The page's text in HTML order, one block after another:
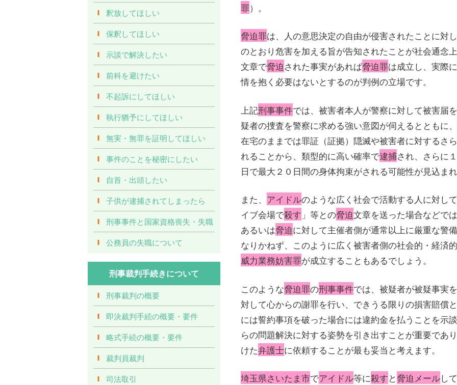
罪）。
脅迫罪は、人の意思決定の自由が侵害されたことに対
のとおり危害を加える旨が告知されたことが社会通念
文章で脅迫された事実があれば脅迫罪は成立し、実際に
情を抱く必要はないとするのが判例の立場です。
上記刑事事件では、被害者本人が警察に対して被害届
疑者の捜査を警察に求める強い意図が伺えるとともに、
在宅のままでは罪証（証拠）隠滅や被害者に対するさ
れることから、類型的に高い確率で逮捕され、さらに
日で最大２０日間の身体拘束がされる可能性が見込まれ
また、 アイドルのような広く社会で活動する人に対して
イブ会場で殺す 」等との脅迫文章を送った場合などで
あるいは脅迫に対して主催者側が通常以上に厳重な警
なりかねず、このように広く被害者側の社会的・経済
威力業務妨害罪が成立することもあるでしょう。
このような脅迫罪の刑事事件では、被疑者が被疑事実
対して心からの謝罪を行い、できうる限りの損害賠償
には誓約事項を破った場合には違約金を払うことを示
らの問題解決に対する姿勢を引き出すことが重要であ
けた弁護士に依頼することが最も妥当と考えます。
埼玉県さいたま市でアイドル等に殺すと脅迫メールして
釈放してほしい
保釈してほしい
示談で解決したい
前科を避けたい
不起訴にしてほしい
執行猶予にしてほしい
無実・無罪を証明してほしい
事件のことを秘密にしたい
自首・出頭したい
子供が逮捕されてしまったら
刑事事件と国家資格喪失・失職
公務員の失職について
刑事裁判手続きについて
刑事裁判の概要
即決裁判手続の概要・要件
略式手続の概要・要件
裁判員裁判
司法取引